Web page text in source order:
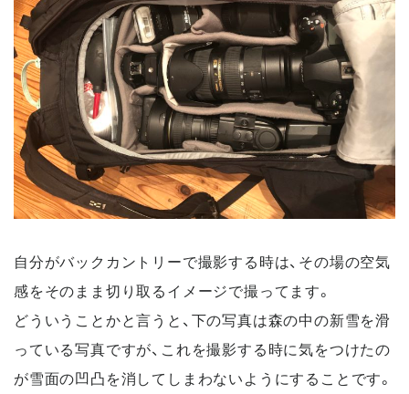
自分がバックカントリーで撮影する時は、その場の空気
感をそのまま切り取るイメージで撮ってます。
どういうことかと言うと、下の写真は森の中の新雪を滑
っている写真ですが、これを撮影する時に気をつけたの
が雪面の凹凸を消してしまわないようにすることです。